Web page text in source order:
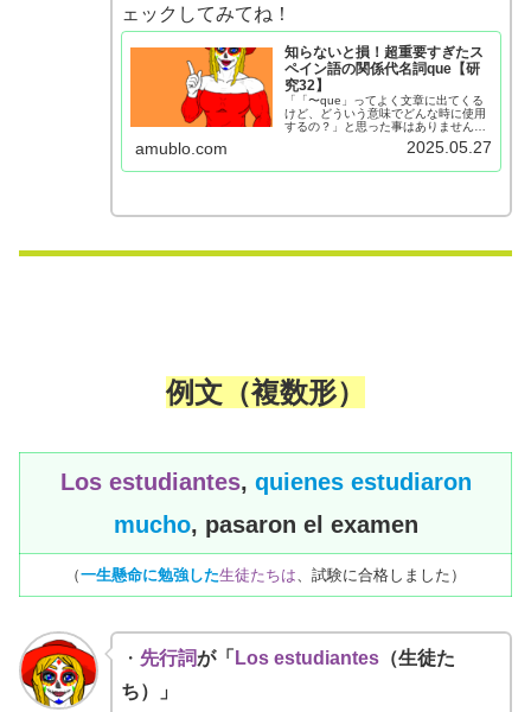
ェックしてみてね！
知らないと損！超重要すぎたス
ペイン語の関係代名詞que【研
究32】
「「〜que」ってよく文章に出てくる
けど、どういう意味でどんな時に使用
するの？」と思った事はありません
か？これを理解したら、もっとスペイ
ン語が楽しくなります！このページで
amublo.com 2025.05.27
例文 （複数形）
Los estudiantes, quienes estudiaron
mucho, pasaron el examen
（一生懸命に勉強した生徒たちは 、試験に合格しました）
・ 先行詞が「 Los estudiantes（生徒た
ち）」